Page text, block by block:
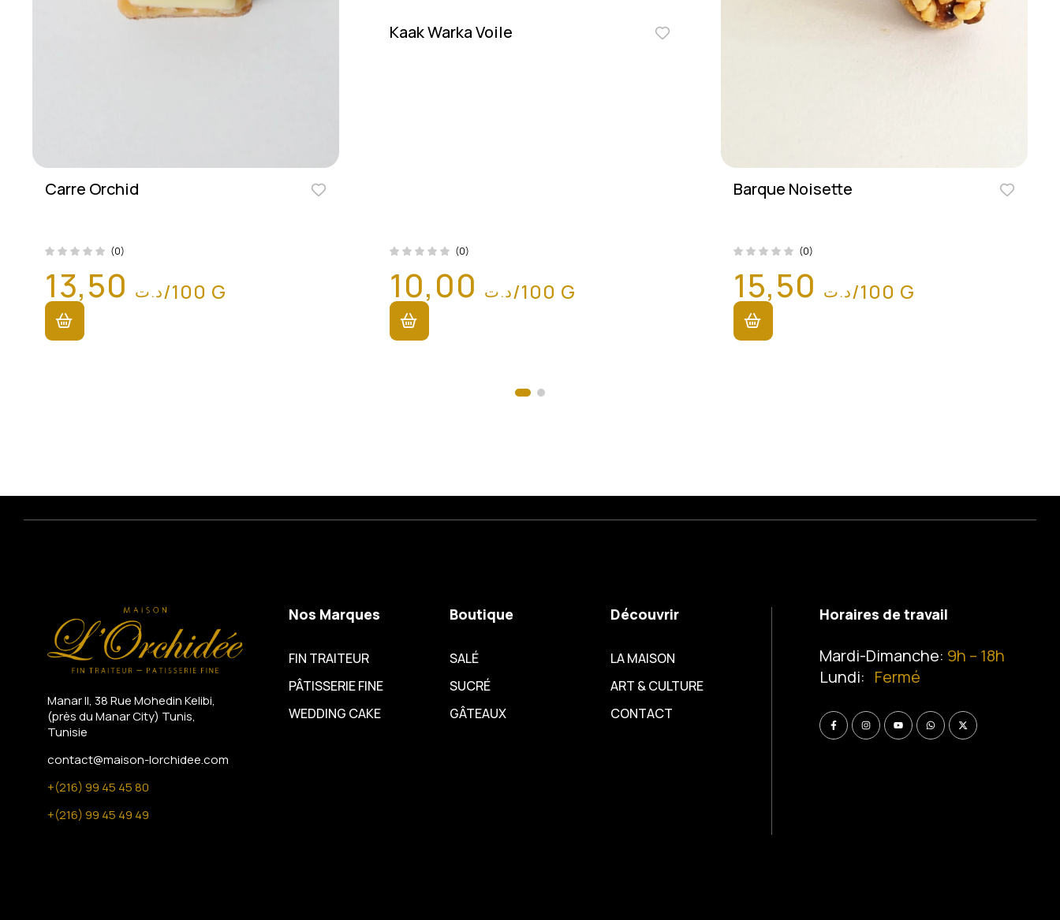
Carre Orchid
(0)
د.ت/100 G
Kaak Warka Voile
(0)
د.ت/100 G
Barque Noisette
(0)
د.ت/100 G
Manar II, 38 Rue Mohedin Kelibi,
(près du Manar City) Tunis,
Tunisie
contact@maison-lorchidee.com
+(216) 99 45 45 80
+(216) 99 45 49 49
Nos Marques
FIN TRAITEUR
PÂTISSERIE FINE
WEDDING CAKE
Boutique
SALÉ
SUCRÉ
GÂTEAUX
Découvrir
LA MAISON
ART & CULTURE
CONTACT
Horaires de travail
Mardi-Dimanche: 9h – 18h
Lundi: Fermé